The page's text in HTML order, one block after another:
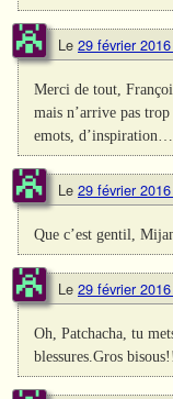
Le 29 février
Merci de tout,
mais n’arrive pas
emots, d’inspiration….
Le 29 février
Que c’est gentil,
Le 29 février
Oh, Patchacha, tu
blessures.Gros bisous!!